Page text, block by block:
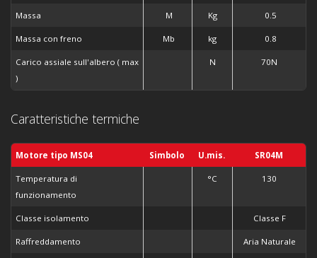
Massa M Kg 0.5
Massa con freno Mb kg 0.8
Carico assiale sull'albero ( max
)
N 70N
Caratteristiche termiche
Motore tipo MS04 Simbolo U.mis. SR04M
Temperatura di
funzionamento
°C 130
Classe isolamento Classe F
Raffreddamento Aria Naturale